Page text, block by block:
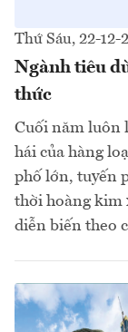
Thứ Sáu, 22-12-
Ngành tiêu
thức
Cuối năm luôn
hái của hàng
phố lớn, tuyến
thời hoàng kim
diễn biến theo